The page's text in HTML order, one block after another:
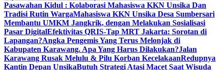
Pasawahan Kidul : Kolaborasi Mahasiswa KKN Unsika Dan
Tradisi Rutin WargaMahasiswa KKN Unsika Desa Sumbersari
Membantu UMKM Jangkrik, dengan Melakukan Sosialisasi
Pasar DigitalEfektivitas QRIS-Tap MRT Jakarta: Sorotan di
Lapangan?Angka Pengemis Yang Terus Melonjak di
Kabupaten Karawang. Apa Yang Harus Dilakukan?Jalan
Karawang Rusak Melulu & Pilu Korban KecelakaanRedupnya
Kantin Depan UnsikaButuh Strategi Atasi Macet Saat Wisuda